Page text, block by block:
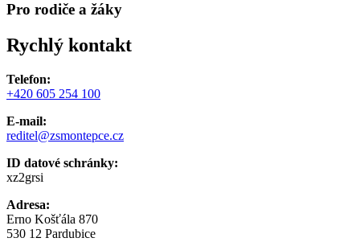
Pro rodiče a žáky
Rychlý kontakt
Telefon:
+420 605 254 100
E-mail:
reditel@zsmontepce.cz
ID datové schránky:
xz2grsi
Adresa:
Erno Košťála 870
530 12 Pardubice